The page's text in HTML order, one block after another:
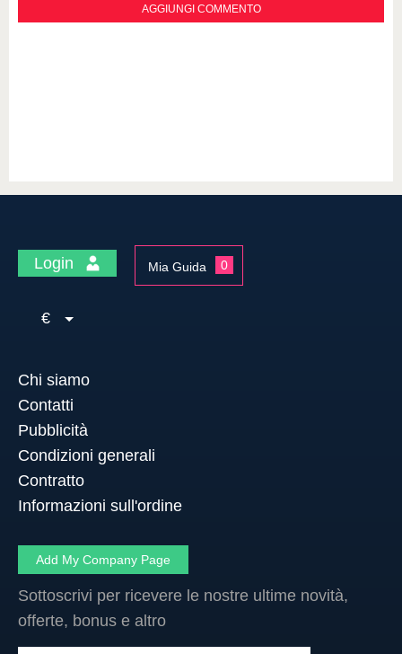
Login Mia Guida 0
€
Chi siamo
Contatti
Pubblicità
Condizioni generali
Contratto
Informazioni sull'ordine
Add My Company Page
Sottoscrivi per ricevere le nostre ultime novità,
offerte, bonus e altro